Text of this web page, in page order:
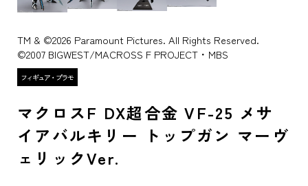
TM & ©2026 Paramount Pictures. All Rights Reserved.
©2007 BIGWEST/MACROSS F PROJECT・MBS
マクロスF DX超合金 VF-25 メサ
イアバルキリー トップガン マーヴ
ェリックVer.